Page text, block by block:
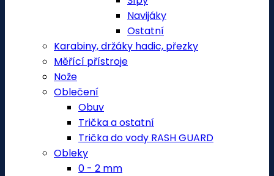
Navijáky
Ostatní
Karabiny, držáky hadic, přezky
Měřící přístroje
Nože
Oblečení
Obuv
Trička a ostatní
Trička do vody RASH GUARD
Obleky
0 - 2 mm